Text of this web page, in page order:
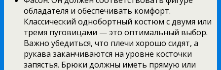
обладателя и обеспечивать комфорт.
Классический однобортный костюм с двумя или
тремя пуговицами — это оптимальный выбор.
Важно убедиться, что плечи хорошо сидят, а
рукава заканчиваются на уровне косточки
запястья. Брюки должны иметь прямую или